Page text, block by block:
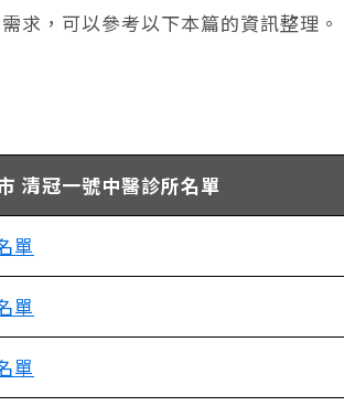
求，可以參考以下本篇的資訊整理。
清冠一號中醫診所名單
單
單
單